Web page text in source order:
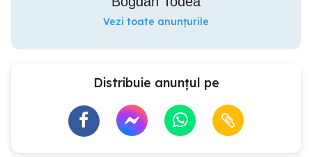
Vezi toate anunțurile
Distribuie anunțul pe